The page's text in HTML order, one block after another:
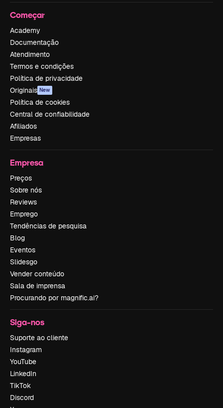
Começar
Academy
Documentação
Atendimento
Termos e condições
Política de privacidade
Originais New
Política de cookies
Central de confiabilidade
Afiliados
Empresas
Empresa
Preços
Sobre nós
Reviews
Emprego
Tendências de pesquisa
Blog
Eventos
Slidesgo
Vender conteúdo
Sala de imprensa
Procurando por magnific.ai?
Siga-nos
Suporte ao cliente
Instagram
YouTube
LinkedIn
TikTok
Discord